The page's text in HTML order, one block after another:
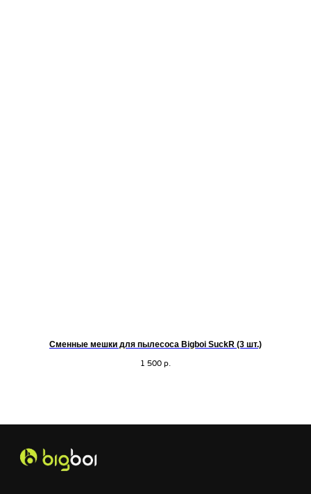
Сменные мешки для пылесоса Bigboi SuckR (3 шт.)
1 500 р.